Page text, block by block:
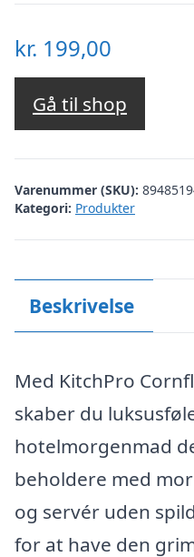
kr. 199,00
Gå til shop
Varenummer (SKU):
Kategori: Produkter
Beskrivelse
Med KitchPro
skaber du
hotelmorgenmad
beholdere med
og servér uden
for at have den